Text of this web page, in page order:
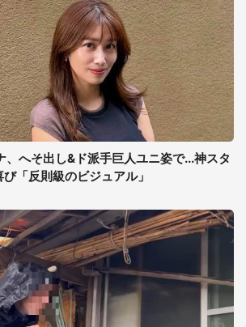
、へそ出し&ド派手巨人ユニ姿で...神スタ
「反則級のビジュアル」